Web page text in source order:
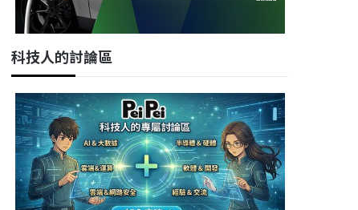
科技人的討論區